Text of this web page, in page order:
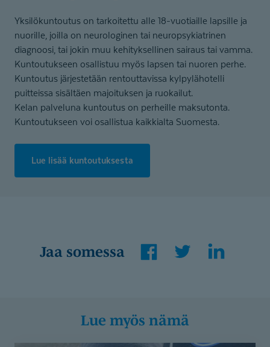
Yksilökuntoutus on tarkoitettu alle 18-vuotiaille lapsille ja
nuorille, joilla on neurologinen tai neuropsykiatrinen
diagnoosi, tai jokin muu kehityksellinen sairaus tai vamma.
Kuntoutukseen osallistuu myös lapsen tai nuoren perhe.
Kuntoutus järjestetään rentouttavissa kylpylähotelli
puitteissa sisältäen majoituksen ja ruokailut.
Kelan palveluna kuntoutus on perheille maksutonta.
Kuntoutukseen voi osallistua kaikkialta Suomesta.
Lue lisää kuntoutuksesta
Jaa somessa
Lue myös nämä